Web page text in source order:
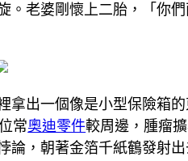
老婆剛懷上二胎，「你
出一個像是小型保險箱
常奧迪零件較周邊，腫瘤
，朝著金箔千紙鶴發射出